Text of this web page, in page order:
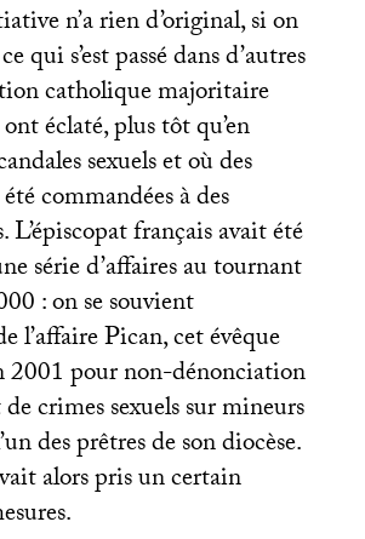
n’a rien d’original, si on
qui s’est passé dans d’autres
catholique majoritaire
éclaté, plus tôt qu’en
sexuels et où des
commandées à des
L’épiscopat français avait été
série d’affaires au tournant
: on se souvient
l’affaire Pican, cet évêque
2001 pour non-dénonciation
crimes sexuels sur mineurs
des prêtres de son diocèse.
alors pris un certain